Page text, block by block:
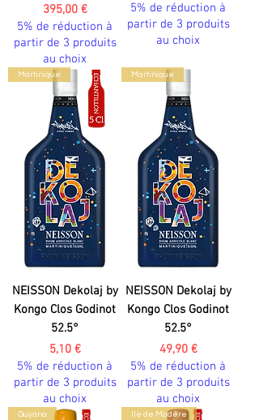
Prix
395,00 €
5% de réduction à
partir de 3 produits
au choix
5% de réduction à
partir de 3 produits
au choix
Martinique
NEISSON Dekolaj by
Kongo Clos Godinot
52.5°
Prix
5,10 €
5% de réduction à
partir de 3 produits
au choix
Martinique
NEISSON Dekolaj by
Kongo Clos Godinot
52.5°
Prix
49,90 €
5% de réduction à
partir de 3 produits
au choix
Guyana Ile de Madère